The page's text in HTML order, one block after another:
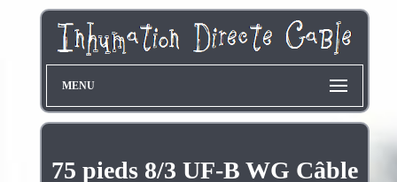
MENU
75 pieds 8/3 UF-B WG Câble